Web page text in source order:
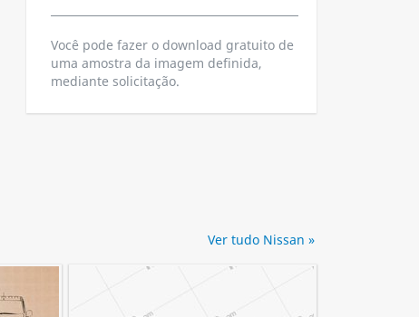
Você pode fazer o download gratuito de
uma amostra da imagem definida,
mediante solicitação.
Ver tudo Nissan »